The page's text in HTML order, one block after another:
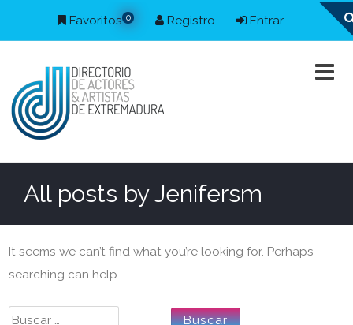
Favoritos 0 Registro Entrar
All posts byJenifersm
It seems we can’t find what you’re looking for. Perhaps
searching can help.
Buscar: